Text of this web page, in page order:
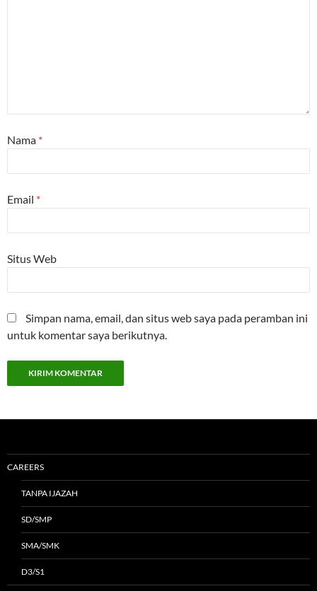
Nama *
Email *
Situs Web
Simpan nama, email, dan situs web saya pada peramban ini
untuk komentar saya berikutnya.
CAREERS
TANPA IJAZAH
SD/SMP
SMA/SMK
D3/S1